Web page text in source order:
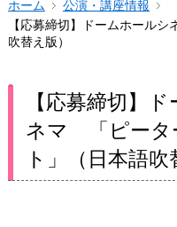
ホーム
公演・講座情報
【応募締切】ドームホール
吹替え版）
【応募締切】
ネマ 「ピータ
ト」（日本語吹